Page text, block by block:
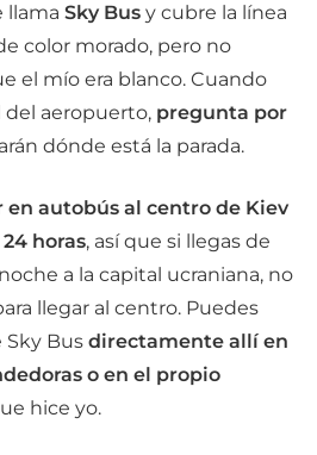
llama Sky Bus y cubre la línea
color morado, pero no
el mío era blanco. Cuando
del aeropuerto, pregunta por
dónde está la parada.
en autobús al centro de Kiev
horas, así que si llegas de
a la capital ucraniana, no
llegar al centro. Puedes
Bus directamente allí en
o en el propio
hice yo.